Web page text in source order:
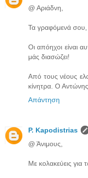
@ Αριάδνη,
Τα γραφόμενά
Οι απόηχοι είναι
μάς διασώζει!
Από τους νέους
κίνητρα. Ο
Απάντηση
P. Kapodistrias
@ Άνιμους,
Με κολακεύεις για